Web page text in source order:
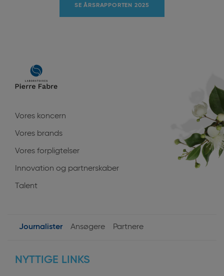
SE ÅRSRAPPORTEN 2025
Main
navigation
Vores koncern
Vores brands
Vores forpligtelser
Innovation og partnerskaber
Talent
profiles
Journalister Ansøgere Partnere
NYTTIGE LINKS